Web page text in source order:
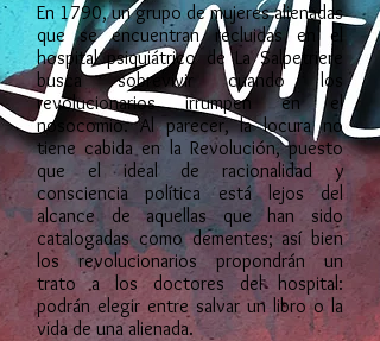
En 1790, un grupo de mujeres alienadas
que se encuentran recluidas en el
hospital psiquiátrico de La Salpetriere
busca sobrevivir cuando los
revolucionarios irrumpen en el
nosocomio. Al parecer, la locura no
tiene cabida en la Revolución, puesto
que el ideal de racionalidad y
consciencia política está lejos del
alcance de aquellas que han sido
catalogadas como dementes; así bien
los revolucionarios propondrán un
trato a los doctores del hospital:
podrán elegir entre salvar un libro o la
vida de una alienada.